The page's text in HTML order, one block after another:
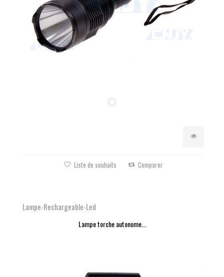
Liste de souhaits Comparer
Lampe-Rechargeable-Led
Lampe torche autonome...